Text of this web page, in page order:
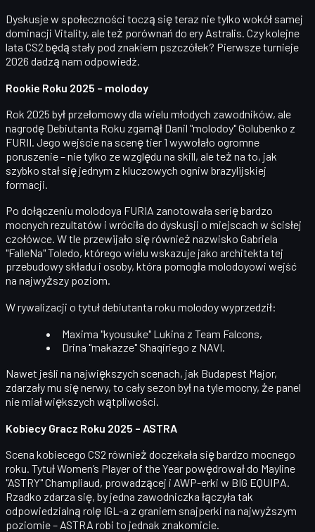
Dyskusje w społeczności toczą się teraz nie tylko wokół samej
dominacji Vitality, ale też porównań do ery Astralis. Czy kolejne
lata CS2 będą stały pod znakiem pszczółek? Pierwsze turnieje
2026 dadzą nam odpowiedź.
Rookie Roku 2025 – molodoy
Rok 2025 był przełomowy dla wielu młodych zawodników, ale
nagrodę Debiutanta Roku zgarnął Danil "molodoy" Golubenko z
FURII. Jego wejście na scenę tier 1 wywołało ogromne
poruszenie – nie tylko ze względu na skill, ale też na to, jak
szybko stał się jednym z kluczowych ogniw brazylijskiej
formacji.
Po dołączeniu molodoya FURIA zanotowała serię bardzo
mocnych rezultatów i wróciła do dyskusji o miejscach w ścisłej
czołówce. W tle przewijało się również nazwisko Gabriela
"FalleNa" Toledo, którego wielu wskazuje jako architekta tej
przebudowy składu i osoby, która pomogła molodoyowi wejść
na najwyższy poziom.
W rywalizacji o tytuł debiutanta roku molodoy wyprzedził:
Maxima "kyousuke" Lukina z Team Falcons,
Drina "makazze" Shaqiriego z NAVI.
Nawet jeśli na największych scenach, jak Budapest Major,
zdarzały mu się nerwy, to cały sezon był na tyle mocny, że panel
nie miał większych wątpliwości.
Kobiecy Gracz Roku 2025 – ASTRA
Scena kobiecego CS2 również doczekała się bardzo mocnego
roku. TytułWomen’s Player of the Year powędrował do Mayline
"ASTRY" Champliaud, prowadzącej i AWP-erki w BIG EQUIPA.
Rzadko zdarza się, by jedna zawodniczka łączyła tak
odpowiedzialną rolę IGL-a z graniem snajperki na najwyższym
poziomie – ASTRA robi to jednak znakomicie.